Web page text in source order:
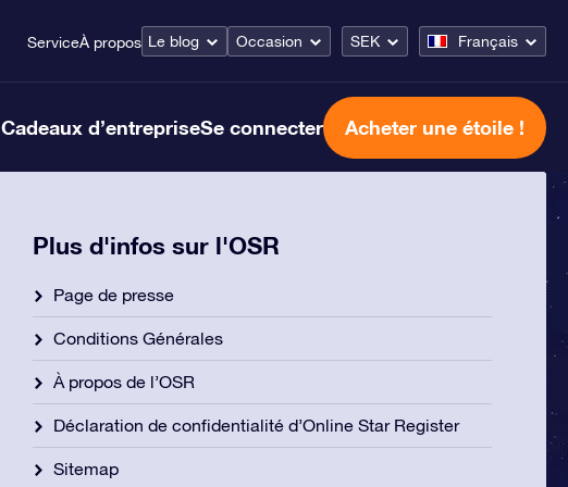
ServiceÀ propos Le blog Occasion SEK Français
Cadeaux d’entrepriseSe connecter Acheter une étoile !
Plus d'infos sur l'OSR
Page de presse
Conditions Générales
À propos de l’OSR
Déclaration de confidentialité d’Online Star Register
Sitemap